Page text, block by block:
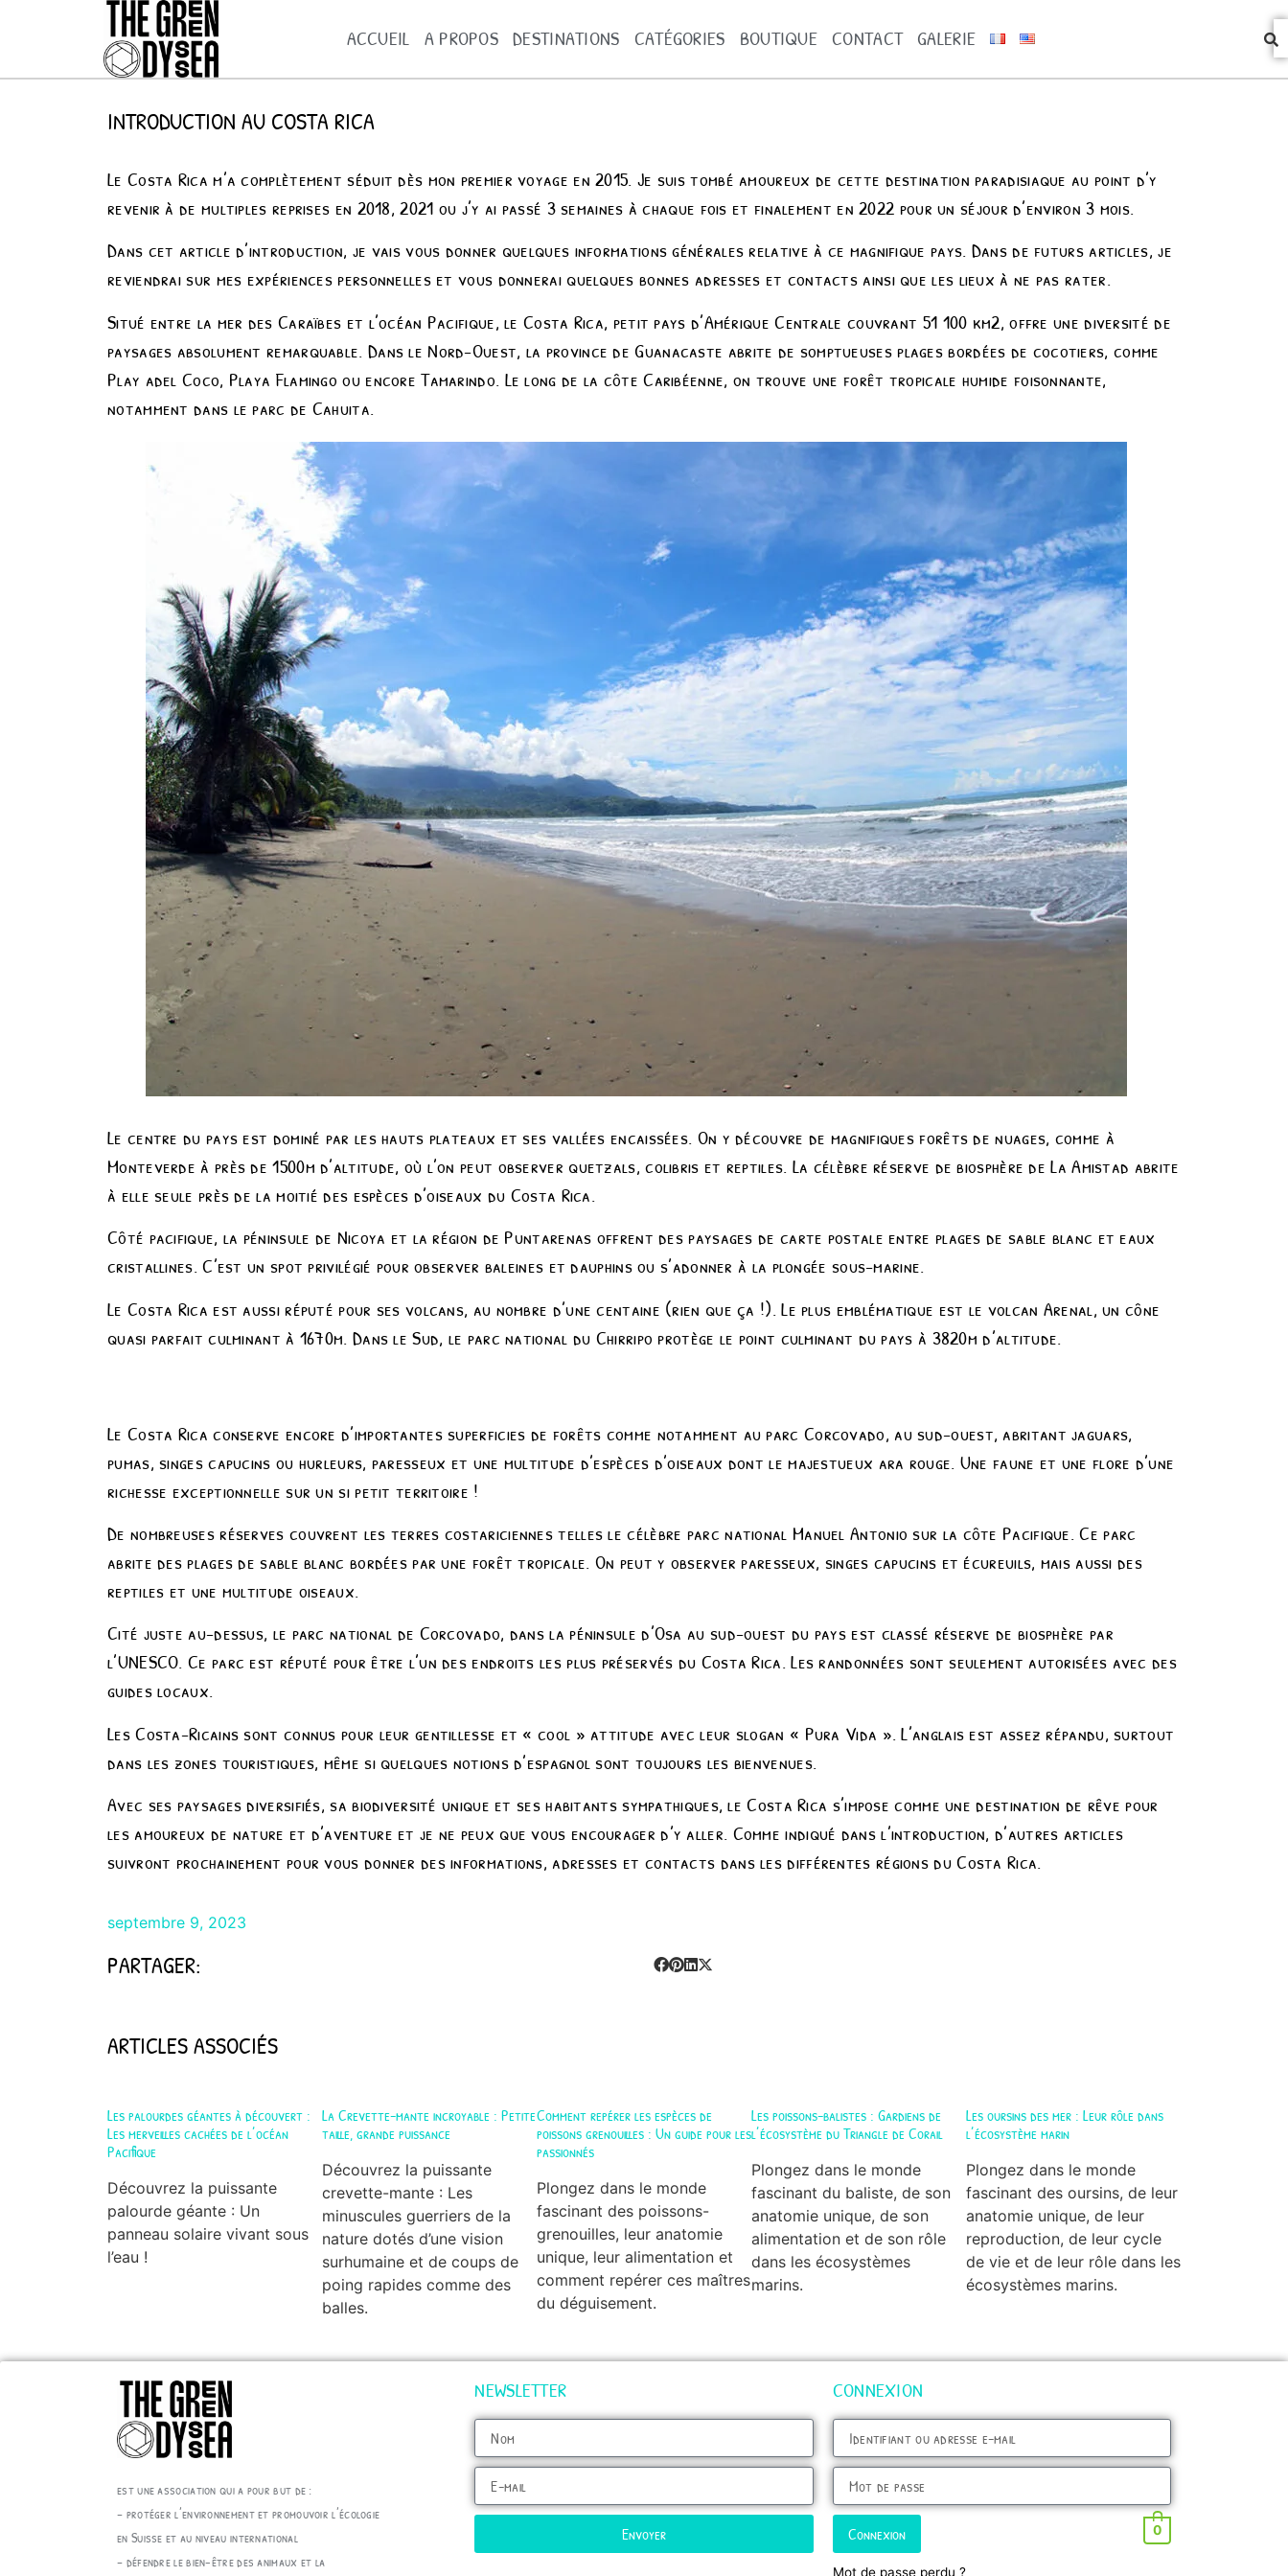
ACCUEIL A PROPOS DESTINATIONS CATÉGORIES BOUTIQUE CONTACT GALERIE
INTRODUCTION AU COSTA RICA
Le Costa Rica m’a complètement séduit dès mon premier voyage en 2015. Je suis tombé amoureux de cette destination paradisiaque au point d’y
revenir à de multiples reprises en 2018, 2021 ou j’y ai passé 3 semaines à chaque fois et finalement en 2022 pour un séjour d’environ 3 mois.
Dans cet article d’introduction, je vais vous donner quelques informations générales relative à ce magnifique pays. Dans de futurs articles, je
reviendrai sur mes expériences personnelles et vous donnerai quelques bonnes adresses et contacts ainsi que les lieux à ne pas rater.
Situé entre la mer des Caraïbes et l’océan Pacifique, le Costa Rica, petit pays d’Amérique Centrale couvrant 51 100 km2, offre une diversité de
paysages absolument remarquable. Dans le Nord-Ouest, la province de Guanacaste abrite de somptueuses plages bordées de cocotiers, comme
Play adel Coco, Playa Flamingo ou encore Tamarindo. Le long de la côte Caribéenne, on trouve une forêt tropicale humide foisonnante,
notamment dans le parc de Cahuita.
Le centre du pays est dominé par les hauts plateaux et ses vallées encaissées. On y découvre de magnifiques forêts de nuages, comme à
Monteverde à près de 1500m d’altitude, où l’on peut observer quetzals, colibris et reptiles. La célèbre réserve de biosphère de La Amistad abrite
à elle seule près de la moitié des espèces d’oiseaux du Costa Rica.
Côté pacifique, la péninsule de Nicoya et la région de Puntarenas offrent des paysages de carte postale entre plages de sable blanc et eaux
cristallines. C’est un spot privilégié pour observer baleines et dauphins ou s’adonner à la plongée sous-marine.
Le Costa Rica est aussi réputé pour ses volcans, au nombre d’une centaine (rien que ça !). Le plus emblématique est le volcan Arenal, un cône
quasi parfait culminant à 1670m. Dans le Sud, le parc national du Chirripo protège le point culminant du pays à 3820m d’altitude.
Le Costa Rica conserve encore d’importantes superficies de forêts comme notamment au parc Corcovado, au sud-ouest, abritant jaguars,
pumas, singes capucins ou hurleurs, paresseux et une multitude d’espèces d’oiseaux dont le majestueux ara rouge. Une faune et une flore d’une
richesse exceptionnelle sur un si petit territoire !
De nombreuses réserves couvrent les terres costariciennes telles le célèbre parc national Manuel Antonio sur la côte Pacifique. Ce parc
abrite des plages de sable blanc bordées par une forêt tropicale. On peut y observer paresseux, singes capucins et écureuils, mais aussi des
reptiles et une multitude oiseaux.
Cité juste au-dessus, le parc national de Corcovado, dans la péninsule d’Osa au sud-ouest du pays est classé réserve de biosphère par
l’UNESCO. Ce parc est réputé pour être l’un des endroits les plus préservés du Costa Rica. Les randonnées sont seulement autorisées avec des
guides locaux.
Les Costa-Ricains sont connus pour leur gentillesse et « cool » attitude avec leur slogan « Pura Vida ». L’anglais est assez répandu, surtout
dans les zones touristiques, même si quelques notions d’espagnol sont toujours les bienvenues.
Avec ses paysages diversifiés, sa biodiversité unique et ses habitants sympathiques, le Costa Rica s’impose comme une destination de rêve pour
les amoureux de nature et d’aventure et je ne peux que vous encourager d’y aller. Comme indiqué dans l’introduction, d’autres articles
suivront prochainement pour vous donner des informations, adresses et contacts dans les différentes régions du Costa Rica.
septembre 9, 2023
PARTAGER:
ARTICLES ASSOCIÉS
Les palourdes géantes à découvert :
Les merveilles cachées de l’océan
Pacifique
Découvrez la puissante
palourde géante : Un
panneau solaire vivant sous
l’eau !
La Crevette-mante incroyable : Petite
taille, grande puissance
Découvrez la puissante
crevette-mante : Les
minuscules guerriers de la
nature dotés d’une vision
surhumaine et de coups de
poing rapides comme des
balles.
Comment repérer les espèces de
poissons grenouilles : Un guide pour les
passionnés
Plongez dans le monde
fascinant des poissons-
grenouilles, leur anatomie
unique, leur alimentation et
comment repérer ces maîtres
du déguisement.
Les poissons-balistes : Gardiens de
l’écosystème du Triangle de Corail
Plongez dans le monde
fascinant du baliste, de son
anatomie unique, de son
alimentation et de son rôle
dans les écosystèmes
marins.
Les oursins des mer : Leur rôle dans
l’écosystème marin
Plongez dans le monde
fascinant des oursins, de leur
anatomie unique, de leur
reproduction, de leur cycle
de vie et de leur rôle dans les
écosystèmes marins.
est une association qui a pour but de :
– protéger l’environnement et promouvoir l’écologie
en Suisse et au niveau international
– défendre le bien-être des animaux et la
NEWSLETTER
Envoyer
CONNEXION
Connexion
Mot de passe perdu ?
0